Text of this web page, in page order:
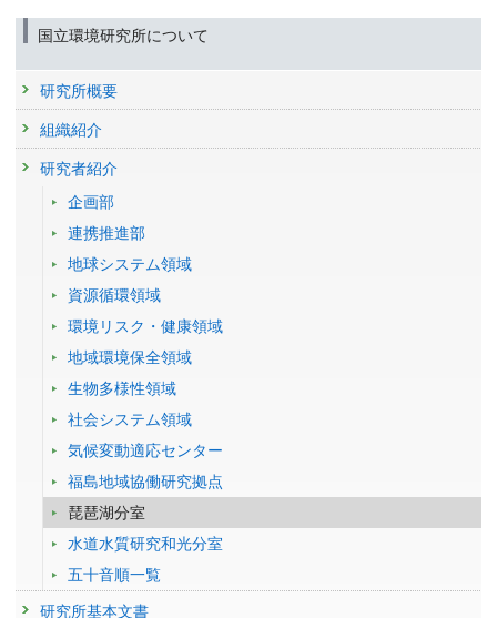
国立環境研究所について
研究所概要
組織紹介
研究者紹介
企画部
連携推進部
地球システム領域
資源循環領域
環境リスク・健康領域
地域環境保全領域
生物多様性領域
社会システム領域
気候変動適応センター
福島地域協働研究拠点
琵琶湖分室
水道水質研究和光分室
五十音順一覧
研究所基本文書